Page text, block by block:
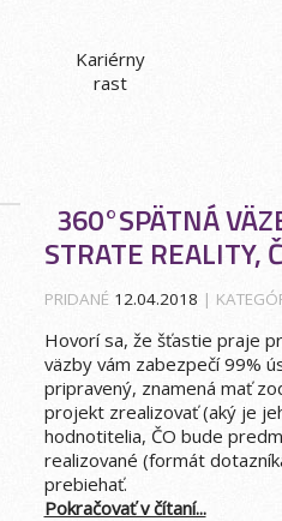
Kariérny
rast
360°SPÄTNÁ
STRATE REALITY,
PRIDANÉ 12.04.2018 |
Hovorí sa, že šťastie praje
väzby vám zabezpečí 99%
pripravený, znamená mať
projekt zrealizovať (aký je
hodnotitelia, ČO bude
realizované (formát
prebiehať.
Pokračovať v čítaní...